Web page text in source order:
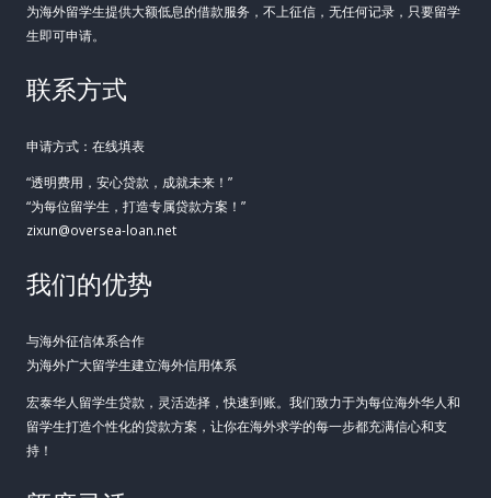
为海外留学生提供大额低息的借款服务，不上征信，无任何记录，只要留学
生即可申请。
联系方式
申请方式：在线填表
“透明费用，安心贷款，成就未来！”
“为每位留学生，打造专属贷款方案！”
zixun@oversea-loan.net
我们的优势
与海外征信体系合作
为海外广大留学生建立海外信用体系
宏泰华人留学生贷款，灵活选择，快速到账。我们致力于为每位海外华人和
留学生打造个性化的贷款方案，让你在海外求学的每一步都充满信心和支
持！